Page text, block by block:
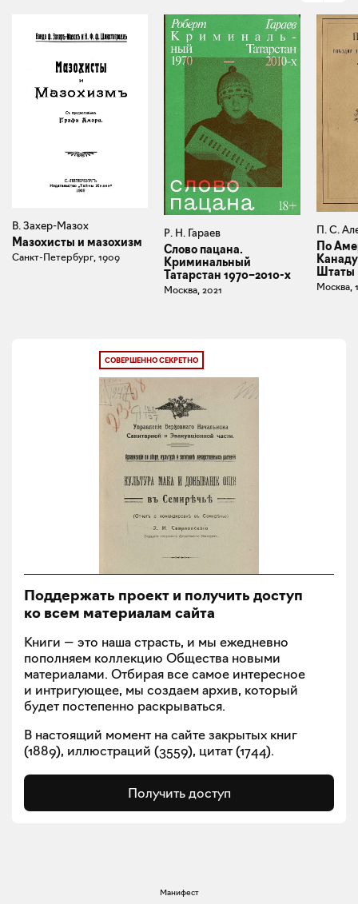
В. Захер-Мазох
Мазохисты и мазохизм
Санкт-Петербург, 1909
Р. Н. Гараев
Слово пацана.
Криминальный
Татарстан 1970–2010-х
Москва, 2021
П. С.
По
Штаты
Москва,
СОВЕРШЕННО СЕКРЕТНО
Поддержать проект и получить доступ
ко всем материалам сайта
Книги — это наша страсть, и мы ежедневно
пополняем коллекцию Общества новыми
материалами. Отбирая все самое интересное
и интригующее, мы создаем архив, который
будет постепенно раскрываться.
В настоящий момент на сайте закрытых книг
(1889), иллюстраций (3559), цитат (1744).
Получить доступ
Манифест